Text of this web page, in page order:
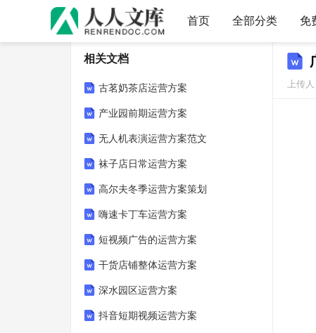
首页 全部分类 免
上传
相关文档
古茗奶茶店运营方案
产业园前期运营方案
无人机表演运营方案范文
袜子店日常运营方案
高尔夫冬季运营方案策划
嗨速卡丁车运营方案
短视频广告的运营方案
干货店铺整体运营方案
深水园区运营方案
抖音短期视频运营方案